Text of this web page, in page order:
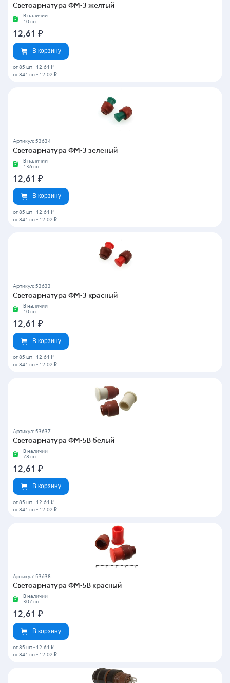
Светоарматура ФМ-3 желтый
В наличии
10 шт.
12,61 ₽
В корзину
от 85 шт - 12.61 ₽
от 841 шт - 12.02 ₽
Артикул: 53634
Светоарматура ФМ-3 зеленый
В наличии
136 шт.
12,61 ₽
В корзину
от 85 шт - 12.61 ₽
от 841 шт - 12.02 ₽
Артикул: 53633
Светоарматура ФМ-3 красный
В наличии
10 шт.
12,61 ₽
В корзину
от 85 шт - 12.61 ₽
от 841 шт - 12.02 ₽
Артикул: 53637
Светоарматура ФМ-5В белый
В наличии
78 шт.
12,61 ₽
В корзину
от 85 шт - 12.61 ₽
от 841 шт - 12.02 ₽
Артикул: 53638
Светоарматура ФМ-5В красный
В наличии
307 шт.
12,61 ₽
В корзину
от 85 шт - 12.61 ₽
от 841 шт - 12.02 ₽